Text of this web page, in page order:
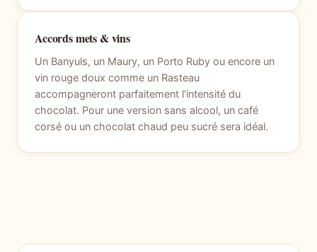
Accords mets & vins
Un Banyuls, un Maury, un Porto Ruby ou encore un
vin rouge doux comme un Rasteau
accompagneront parfaitement l’intensité du
chocolat. Pour une version sans alcool, un café
corsé ou un chocolat chaud peu sucré sera idéal.